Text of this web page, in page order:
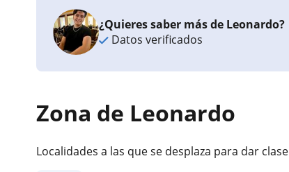
¿Quieres saber más de Leonardo?
Datos verificados
Zona de Leonardo
Localidades a las que se desplaza para dar clase